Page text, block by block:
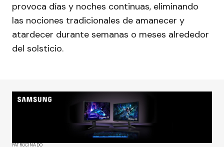
provoca días y noches continuas, eliminando
las nociones tradicionales de amanecer y
atardecer durante semanas o meses alrededor
del solsticio.
PATROCINADO